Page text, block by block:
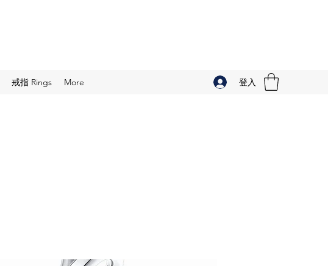
戒指 Rings More 登入